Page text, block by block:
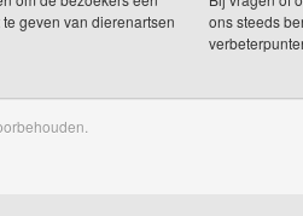
geven van dierenartsen
ons steeds